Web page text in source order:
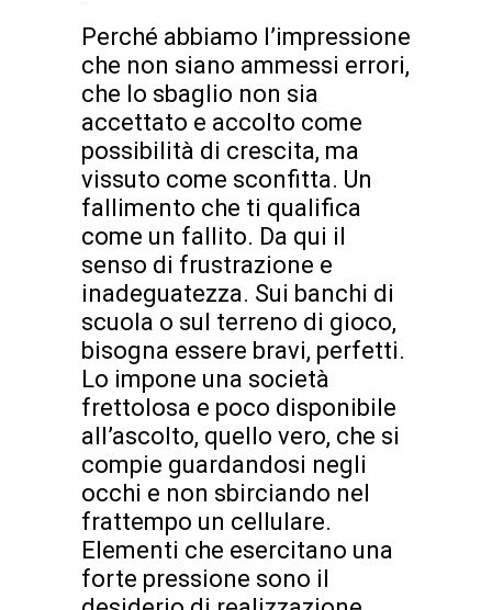
Perché abbiamo l’impressione
che non siano ammessi errori,
che lo sbaglio non sia
accettato e accolto come
possibilità di crescita, ma
vissuto come sconfitta. Un
fallimento che ti qualifica
come un fallito. Da qui il
senso di frustrazione e
inadeguatezza. Sui banchi di
scuola o sul terreno di gioco,
bisogna essere bravi, perfetti.
Lo impone una società
frettolosa e poco disponibile
all’ascolto, quello vero, che si
compie guardandosi negli
occhi e non sbirciando nel
frattempo un cellulare.
Elementi che esercitano una
forte pressione sono il